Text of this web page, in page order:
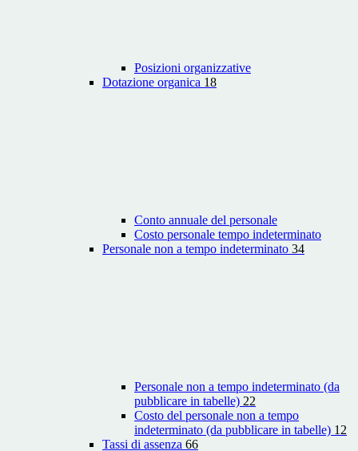
Posizioni organizzative
Dotazione organica 18
Conto annuale del personale
Costo personale tempo indeterminato
Personale non a tempo indeterminato 34
Personale non a tempo indeterminato (da
pubblicare in tabelle) 22
Costo del personale non a tempo
indeterminato (da pubblicare in tabelle) 12
Tassi di assenza 66